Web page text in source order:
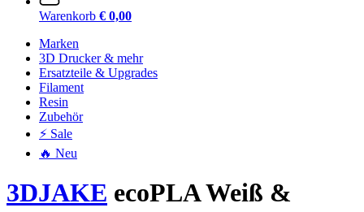
Warenkorb € 0,00
Marken
3D Drucker & mehr
Ersatzteile & Upgrades
Filament
Resin
Zubehör
⚡ Sale
🔥 Neu
3DJAKE ecoPLA Weiß &